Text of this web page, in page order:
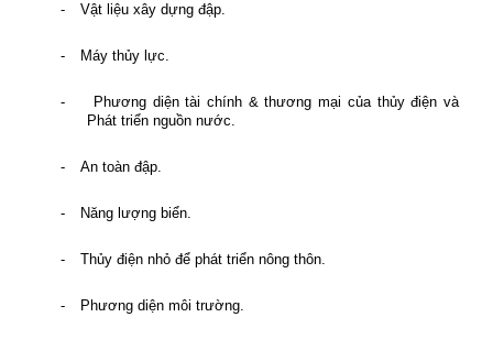
- Vật liệu xây dựng đập.
- Máy thủy lực.
-
Phương diện tài chính & thương mại của thủy điện và
Phát triển nguồn nước.
- An toàn đập.
- Năng lượng biển.
- Thủy điện nhỏ để phát triển nông thôn.
- Phương diện môi trường.